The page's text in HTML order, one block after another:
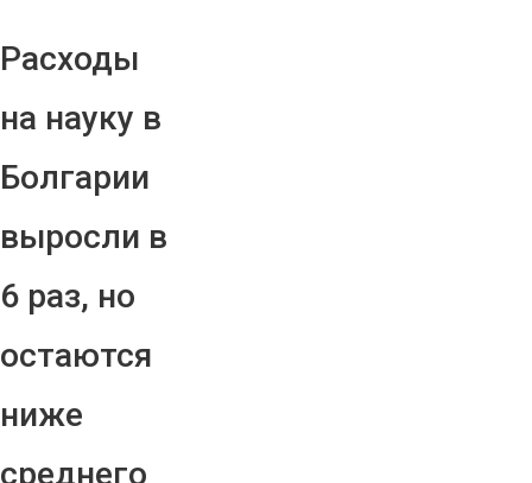
Расходы
на науку в
Болгарии
выросли в
6 раз, но
остаются
ниже
среднего